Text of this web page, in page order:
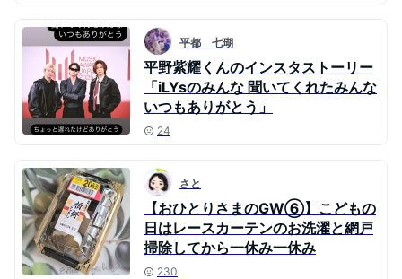
平都 七瑚
平野紫耀くんのインスタストーリー
「iLYsのみんな 聞いてくれたみんな
いつもありがとう」
24
さと
【おひとりさまのGW⑥】こどもの
日はレースカーテンのお洗濯と網戸
掃除してから一休み一休み
230